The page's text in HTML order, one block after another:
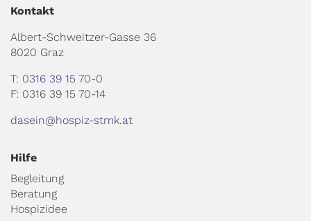
Kontakt
Albert-Schweitzer-Gasse 36
8020 Graz
T: 0316 39 15 70-0
F: 0316 39 15 70-14
dasein@hospiz-stmk.at
Hilfe
Begleitung
Beratung
Hospizidee